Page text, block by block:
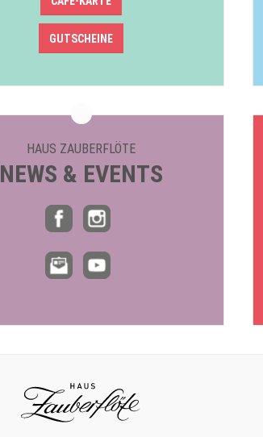
GUTSCHEINE
HAUS ZAUBERFLÖTE
NEWS & EVENTS